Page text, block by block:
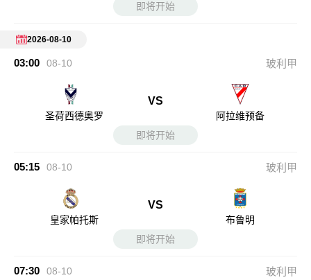
即将开始
2026-08-10
03:00 08-10 玻利甲
圣荷西德奥罗
VS
阿拉维预备
即将开始
05:15 08-10 玻利甲
皇家帕托斯
VS
布鲁明
即将开始
07:30 08-10 玻利甲